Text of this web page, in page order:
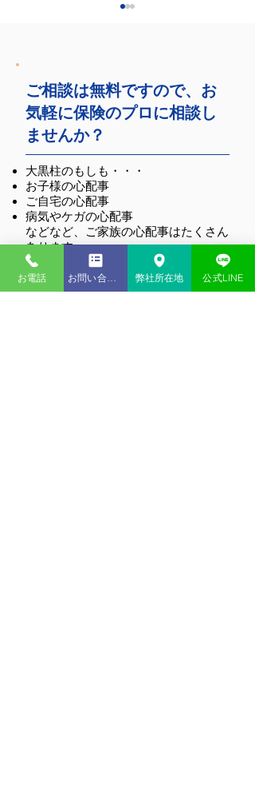
弊社主催セミナーのお
知らせ
ご相談は無料ですので、お
気軽に保険のプロに相談し
ませんか？
大黒柱のもしも・・・
お子様の心配事
ご自宅の心配事
病気やケガの心配事
などなど、ご家族の心配事はたくさん
あります。
まずは、現在カバーできている心配事
をチェックしましょう。
そして、お客様にとってどんな心配事
お電話 弊社所在地 公式LINE